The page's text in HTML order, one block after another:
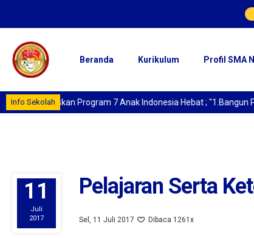
Beranda Kurikulum Profil SMA
Info SekolahProgram 7 Anak Indonesia Hebat ; "1.Bangun Pagi, 2.
11
Juli
2017
Pelajaran Serta
Sel, 11 Juli 2017 Dibaca 1261x